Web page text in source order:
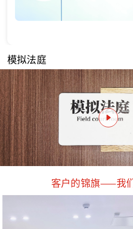
模拟法庭
客户的锦旗——我